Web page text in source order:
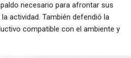
necesario para afrontar sus
actividad. También defendió la
compatible con el ambiente y